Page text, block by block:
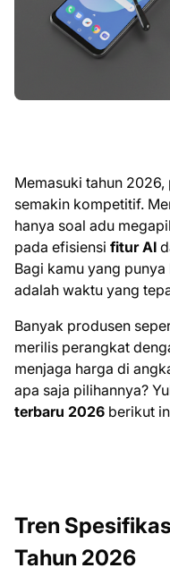
Memasuki tahun
semakin kompetitif.
hanya soal adu
pada efisiensi fitur AI
Bagi kamu yang
adalah waktu yang
Banyak produsen
merilis perangkat
menjaga harga di
apa saja pilihannya?
terbaru 2026 berikut
Tren
Tahun 2026